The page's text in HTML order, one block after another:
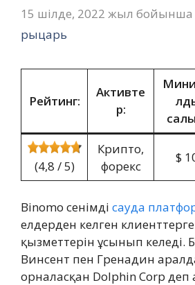
15 шілде, 2022 жыл бойынша
рыцарь
Рейтинг:
Активте
р:
(4,8 / 5)
Крипто,
форекс
$
Binomo сенімді сауда
елдерден келген
қызметтерін ұсынып келеді.
Винсент пен Гренадин
орналасқан Dolphin Corp деп